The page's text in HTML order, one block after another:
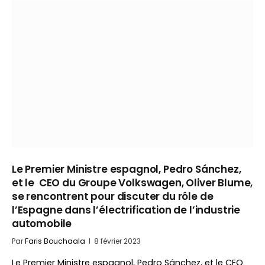
Le Premier Ministre espagnol, Pedro Sánchez,
et le CEO du Groupe Volkswagen, Oliver Blume,
se rencontrent pour discuter du rôle de
l’Espagne dans l’électrification de l’industrie
automobile
ParFaris Bouchaala 8 février 2023
Le Premier Ministre espagnol, Pedro Sánchez, et le CEO